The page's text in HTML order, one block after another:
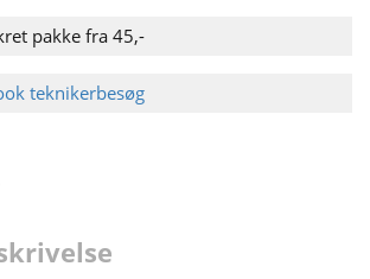
pakke fra 45,-
teknikerbesøg